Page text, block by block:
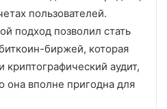
пользователей.
подход позволил стать
биржей, которая
аудит,
она вполне пригодна для